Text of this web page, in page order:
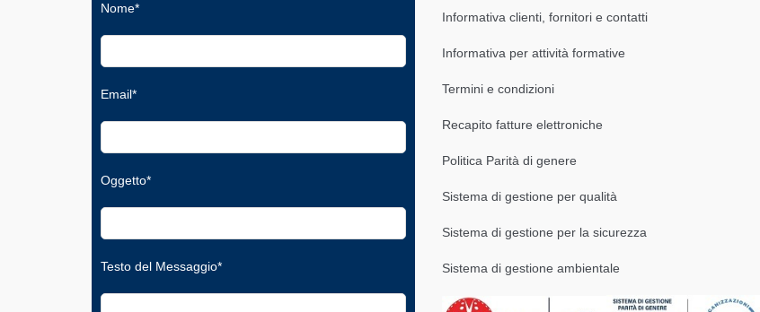
Nome*
Email*
Oggetto*
Testo del Messaggio*
Informativa clienti, fornitori e contatti
Informativa per attività formative
Termini e condizioni
Recapito fatture elettroniche
Politica Parità di genere
Sistema di gestione per qualità
Sistema di gestione per la sicurezza
Sistema di gestione ambientale